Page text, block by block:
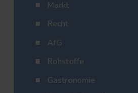
Markt
Recht
AfG
Rohstoffe
Gastronomie